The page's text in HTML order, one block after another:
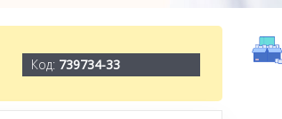
Код: 739734-33